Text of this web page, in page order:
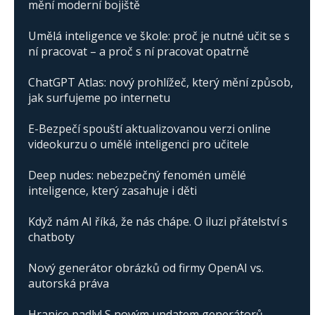
mění moderní bojiště
Umělá inteligence ve škole: proč je nutné učit se s
ní pracovat – a proč s ní pracovat opatrně
ChatGPT Atlas: nový prohlížeč, který mění způsob,
jak surfujeme po internetu
E-Bezpečí spouští aktualizovanou verzi online
videokurzu o umělé inteligenci pro učitele
Deep nudes: nebezpečný fenomén umělé
inteligence, který zasahuje i děti
Když nám AI říká, že nás chápe. O iluzi přátelství s
chatboty
Nový generátor obrázků od firmy OpenAI vs.
autorská práva